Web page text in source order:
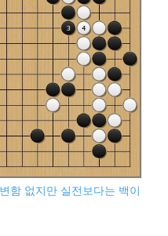
함 없지만 실전보다는 백이